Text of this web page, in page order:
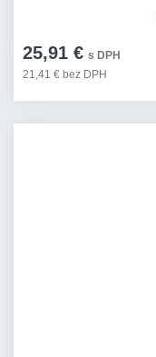
25,91 € s DPH
21,41 € bez DPH